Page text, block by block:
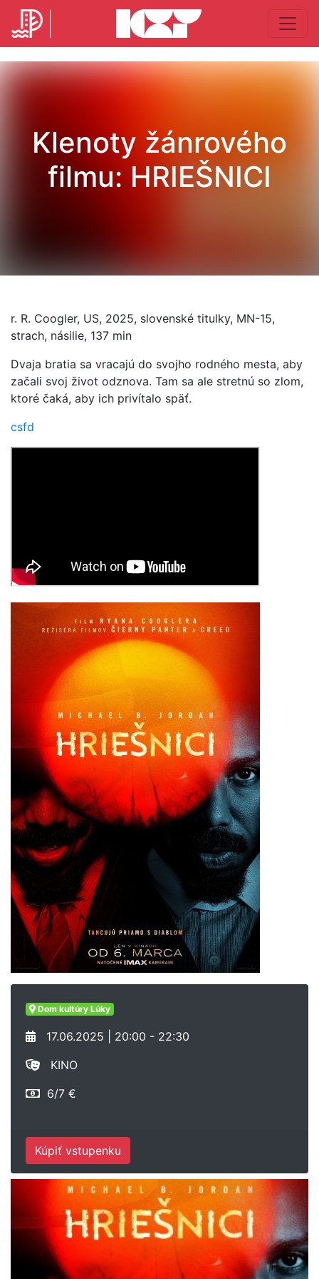
Klenoty žánrového
filmu: HRIEŠNICI
r. R. Coogler, US, 2025, slovenské titulky, MN-15,
strach, násilie, 137 min
Dvaja bratia sa vracajú do svojho rodného mesta, aby
začali svoj život odznova. Tam sa ale stretnú so zlom,
ktoré čaká, aby ich privítalo späť.
csfd
Dom kultúry Lúky
17.06.2025 | 20:00 - 22:30
KINO
6/7 €
Kúpiť vstupenku